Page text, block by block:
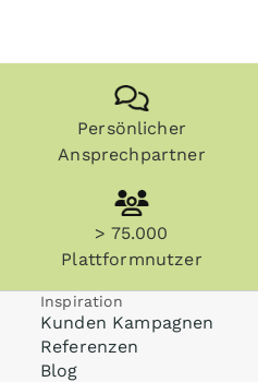
Persönlicher
Ansprechpartner
> 75.000
Plattformnutzer
Inspiration
Kunden Kampagnen
Referenzen
Blog